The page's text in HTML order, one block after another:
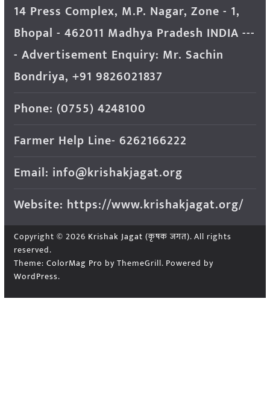
14 Press Complex, M.P. Nagar, Zone - 1,
Bhopal - 462011 Madhya Pradesh INDIA ---
- Advertisement Enquiry: Mr. Sachin
Bondriya, +91 9826021837
Phone: (0755) 4248100
Farmer Help Line- 6262166222
Email: info@krishakjagat.org
Website: https://www.krishakjagat.org/
Copyright © 2026 Krishak Jagat (कृषक जगत). All rights
reserved.
Theme: ColorMag Pro by ThemeGrill. Powered by
WordPress.